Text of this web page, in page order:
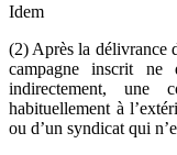
Idem
(2) Après la délivrance
campagne inscrit ne
indirectement, une
habituellement à
ou d’un syndicat qui